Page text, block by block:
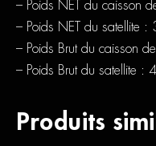
– Poids NET du caisson
– Poids NET du satellite :
– Poids Brut du caisson
– Poids Brut du satellite :
Produits